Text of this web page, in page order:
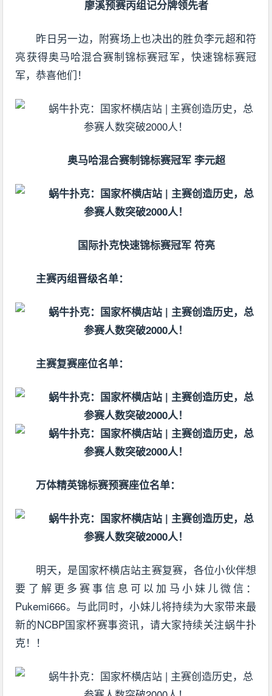
廖溪预赛丙组记分牌领先者
昨日另一边，附赛场上也决出的胜负李元超和符
亮获得奥马哈混合赛制锦标赛冠军，快速锦标赛冠
军，恭喜他们！
奥马哈混合赛制锦标赛冠军 李元超
国际扑克快速锦标赛冠军 符亮
主赛丙组晋级名单：
主赛复赛座位名单：
万体精英锦标赛预赛座位名单：
明天，是国家杯横店站主赛复赛，各位小伙伴想
要了解更多赛事信息可以加马小妹儿微信：
Pukemi666。与此同时，小妹儿将持续为大家带来最
新的NCBP国家杯赛事资讯，请大家持续关注蜗牛扑
克！！